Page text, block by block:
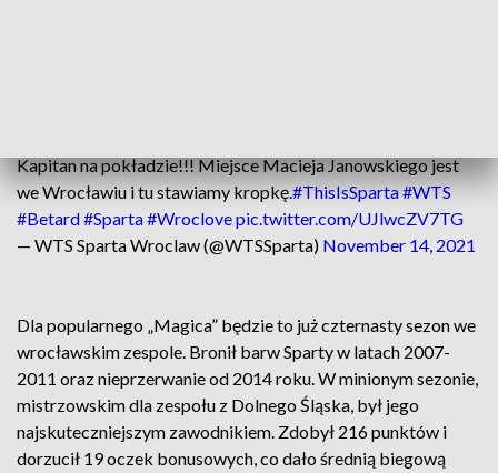
Kapitan na pokładzie!!! Miejsce Macieja Janowskiego jest
we Wrocławiu i tu stawiamy kropkę.#ThisIsSparta#WTS
#Betard#Sparta#Wroclovepic.twitter.com/UJlwcZV7TG
— WTS Sparta Wroclaw (@WTSSparta) November 14, 2021
Dla popularnego „Magica” będzie to już czternasty sezon we
wrocławskim zespole. Bronił barw Sparty w latach 2007-
2011 oraz nieprzerwanie od 2014 roku. W minionym sezonie,
mistrzowskim dla zespołu z Dolnego Śląska, był jego
najskuteczniejszym zawodnikiem. Zdobył 216 punktów i
dorzucił 19 oczek bonusowych, co dało średnią biegową